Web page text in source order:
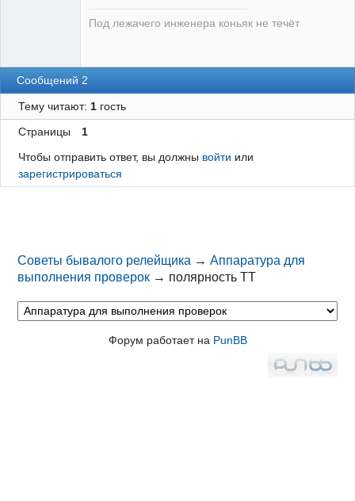
Под лежачего инженера коньяк не течёт
Сообщений 2
Тему читают: 1гость
Страницы
1
Чтобы отправить ответ, вы должны войти или
зарегистрироваться
Советы бывалого релейщика →Аппаратура для
выполнения проверок → полярность ТТ
Форум работает на PunBB